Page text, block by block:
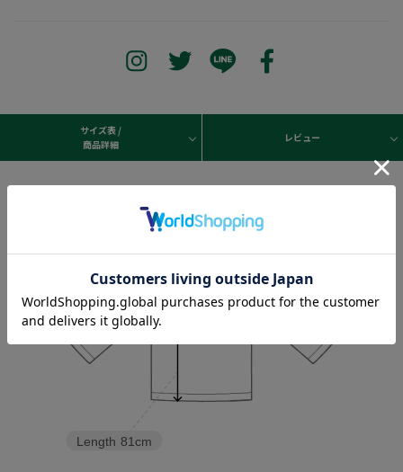
サイズ表 /
商品詳細
レビュー
Length 81cm
Width 78.5cm
61cm